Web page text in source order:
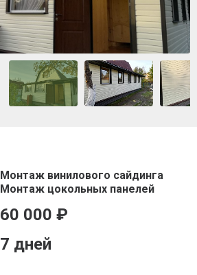
Монтаж винилового сайдинга
Монтаж цокольных панелей
60 000 ₽
7 дней